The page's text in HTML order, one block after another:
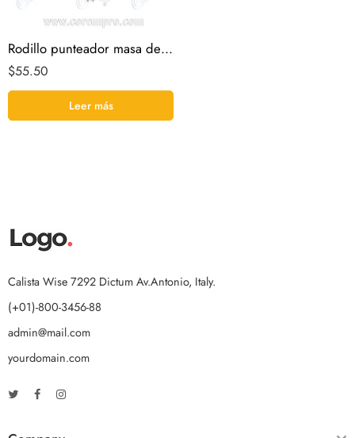
Rodillo punteador masa de pizza
$55.50
Leer más
Calista Wise 7292 Dictum Av.Antonio, Italy.
(+01)-800-3456-88
admin@mail.com
yourdomain.com